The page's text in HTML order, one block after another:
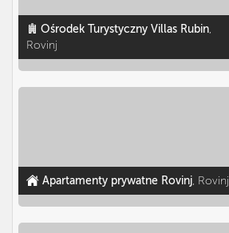
Ośrodek Turystyczny Villas Rubin,
Rovinj
Apartamenty prywatne Rovinj, Rovinj